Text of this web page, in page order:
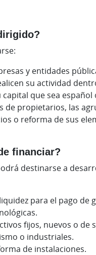
y entidades
su actividad
que sea español
de propietarios, las
o reforma de sus
financiar?
destinarse a
para el pago
fijos, nuevos o de
o industriales.
de instalaciones.